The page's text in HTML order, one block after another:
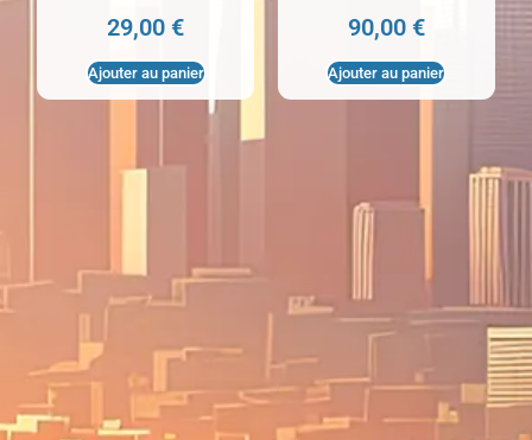
29,00€
Ajouter au panier
90,00 €
Ajouter au panier